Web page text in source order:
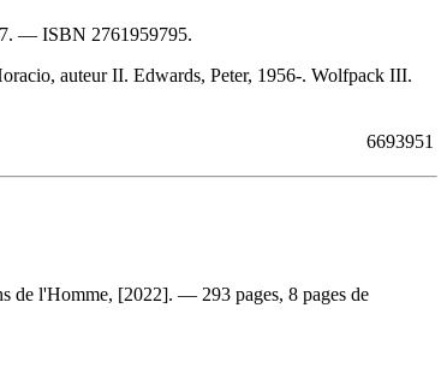
. — ISBN 2761959795.
auteur II. Edwards, Peter, 1956-. Wolfpack III.
6693951
de l'Homme, [2022]. — 293 pages, 8 pages de